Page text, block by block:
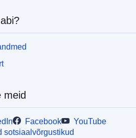
meid
Facebook
YouTube
sotsiaalvõrgustikud